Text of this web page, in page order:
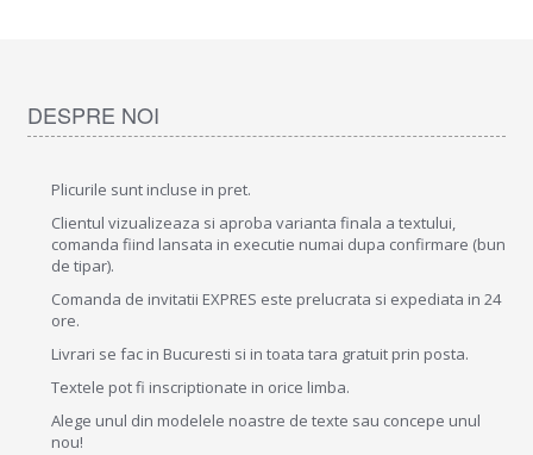
DESPRE NOI
Plicurile sunt incluse in pret.
Clientul vizualizeaza si aproba varianta finala a textului,
comanda fiind lansata in executie numai dupa confirmare (bun
de tipar).
Comanda de invitatii EXPRES este prelucrata si expediata in 24
ore.
Livrari se fac in Bucuresti si in toata tara gratuit prin posta.
Textele pot fi inscriptionate in orice limba.
Alege unul din modelele noastre de texte sau concepe unul
nou!